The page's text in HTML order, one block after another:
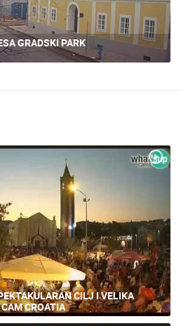
KATASTROFALNOG POTRESA
CILJ I VELIKA
CROATIA